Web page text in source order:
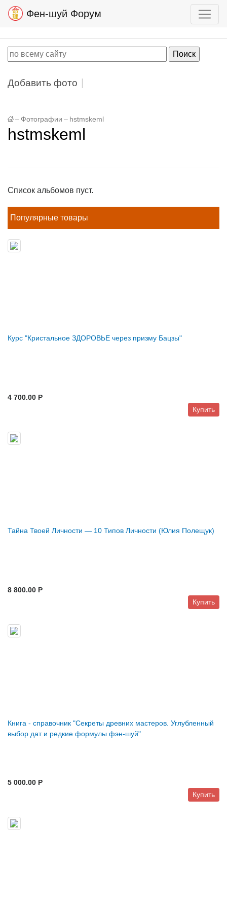
Фен-шуй Форум
Добавить фото
– Фотографии – hstmskeml
hstmskeml
Список альбомов пуст.
Популярные товары
Курс "Кристальное ЗДОРОВЬЕ через призму Бацзы"
4 700.00 P
Купить
Тайна Твоей Личности — 10 Типов Личности (Юлия Полещук)
8 800.00 P
Купить
Книга - справочник "Секреты древних мастеров. Углубленный
выбор дат и редкие формулы фэн-шуй"
5 000.00 P
Купить